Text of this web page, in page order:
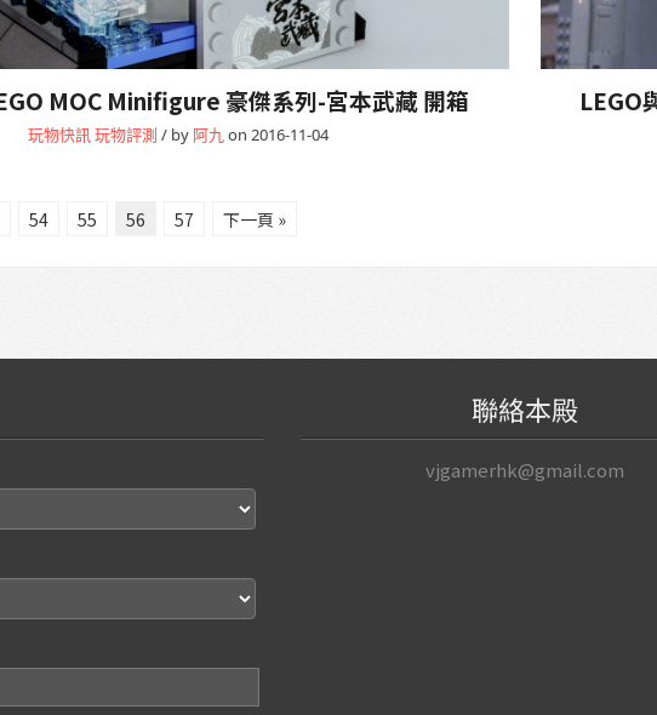
MOC Minifigure 豪傑系列-宮本武藏 開箱
玩物快訊玩物評測 / by 阿九on 2016-11-04
LEGO
54 55 56 57 下一頁 »
聯絡本殿
vjgamerhk@gmail.com